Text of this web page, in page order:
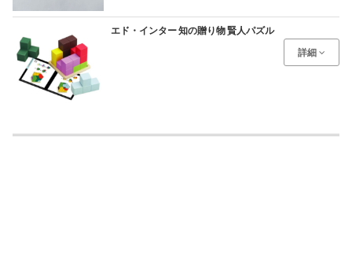
エド・インター 知の贈り物 賢人パズル
詳細